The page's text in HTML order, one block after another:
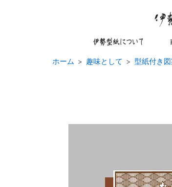
ホーム 趣味として 型紙付き